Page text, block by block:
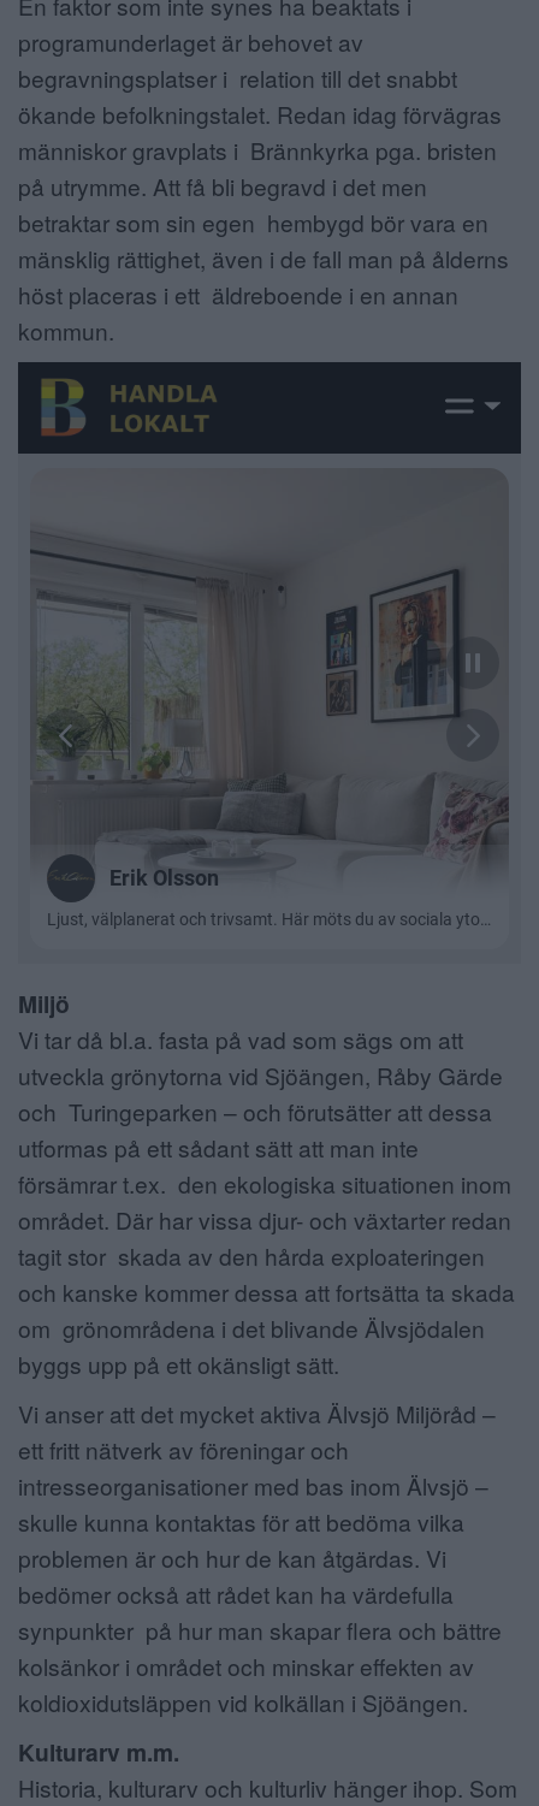
programunderlaget är behovet av
begravningsplatser i relation till det snabbt
ökande befolkningstalet. Redan idag förvägras
människor gravplats i Brännkyrka pga. bristen
på utrymme. Att få bli begravd i det men
betraktar som sin egen hembygd bör vara en
mänsklig rättighet, även i de fall man på ålderns
höst placeras i ett äldreboende i en annan
kommun.
Miljö
Vi tar då bl.a. fasta på vad som sägs om att
utveckla grönytorna vid Sjöängen, Råby Gärde
och Turingeparken – och förutsätter att dessa
utformas på ett sådant sätt att man inte
försämrar t.ex. den ekologiska situationen inom
området. Där har vissa djur- och växtarter redan
tagit stor skada av den hårda exploateringen
och kanske kommer dessa att fortsätta ta skada
om grönområdena i det blivande Älvsjödalen
byggs upp på ett okänsligt sätt.
Vi anser att det mycket aktiva Älvsjö Miljöråd –
ett fritt nätverk av föreningar och
intresseorganisationer med bas inom Älvsjö –
skulle kunna kontaktas för att bedöma vilka
problemen är och hur de kan åtgärdas. Vi
bedömer också att rådet kan ha värdefulla
synpunkter på hur man skapar flera och bättre
kolsänkor i området och minskar effekten av
koldioxidutsläppen vid kolkällan i Sjöängen.
Kulturarv m.m.
Historia, kulturarv och kulturliv hänger ihop. Som